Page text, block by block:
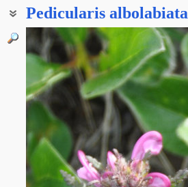
Pedicularis albolabiata
Мытник судетский белогубый